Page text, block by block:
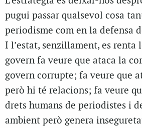
pugui passar qualsevol cosa
periodisme com en la defensa
I l’estat, senzillament, es renta
govern fa veure que ataca la
govern corrupte; fa veure que
però hi té relacions; fa veure
drets humans de periodistes i
ambient però genera